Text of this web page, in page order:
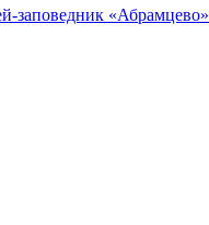
заповедник «Абрамцево»